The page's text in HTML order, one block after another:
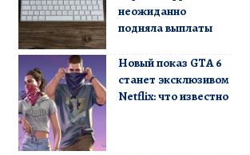
неожиданно
подняла выплаты
Новый показ GTA 6
станет эксклюзивом
Netflix: что известно